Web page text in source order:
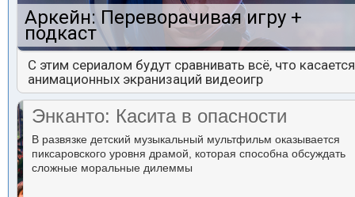
Аркейн: Переворачивая игру +
подкаст
С этим сериалом будут сравнивать всё, что касается
анимационных экранизаций видеоигр
Энканто: Касита в опасности
В развязке детский музыкальный мультфильм оказывается
пиксаровского уровня драмой, которая способна обсуждать
сложные моральные дилеммы